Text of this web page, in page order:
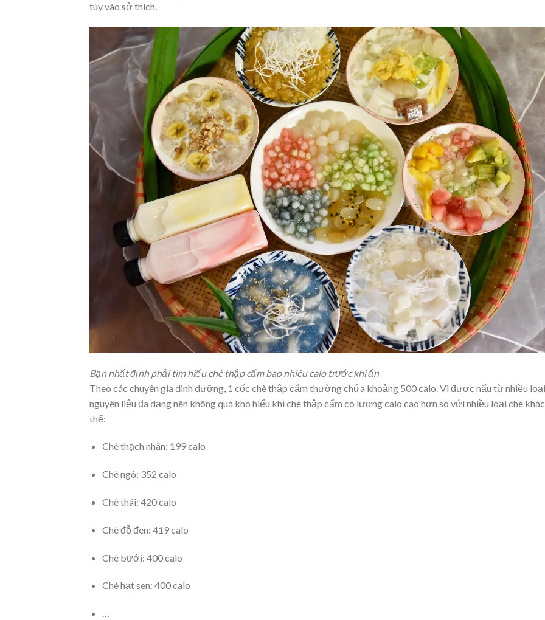
tùy vào sở thích.
Bạn nhất định phải tìm hiểu chè thập cẩm bao nhiêu calo trước khi ăn
Theo các chuyên gia dinh dưỡng, 1 cốc chè thập cẩm thường chứa khoảng 500 calo. Vì được nấu từ nhiều loại
nguyên liệu đa dạng nên không quá khó hiểu khi chè thập cẩm có lượng calo cao hơn so với nhiều loại chè
thể:
Chè thạch nhãn: 199 calo
Chè ngô: 352 calo
Chè thái: 420 calo
Chè đỗ đen: 419 calo
Chè bưởi: 400 calo
Chè hạt sen: 400 calo
…